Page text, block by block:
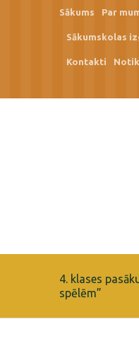
Sākums Par
Sākumskolas
Kontakti
4. klases
spēlēm”